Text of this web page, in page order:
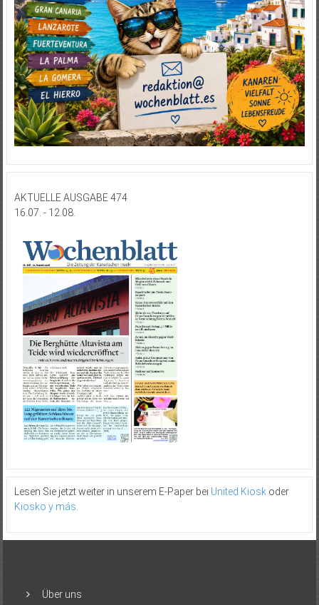
AKTUELLE AUSGABE 474
16.07. - 12.08.
Lesen Sie jetzt weiter in unserem E-Paper bei United Kioskoder
Kiosko y más
Über uns